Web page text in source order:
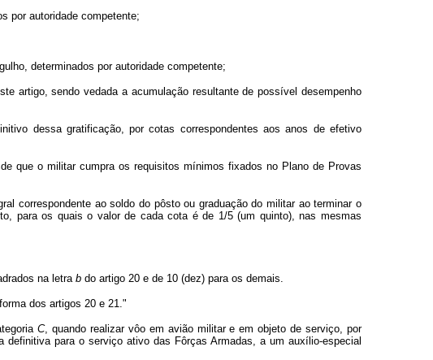
por autoridade competente;
determinados por autoridade competente;
artigo, sendo vedada a acumulação resultante de possível desempenho
dessa gratificação, por cotas correspondentes aos anos de efetivo
que o militar cumpra os requisitos mínimos fixados no Plano de Provas
correspondente ao soldo do pôsto ou graduação do militar ao terminar o
para os quais o valor de cada cota é de 1/5 (um quinto), nas mesmas
na letra b do artigo 20 e de 10 (dez) para os demais.
dos artigos 20 e 21."
C, quando realizar vôo em avião militar e em objeto de serviço, por
para o serviço ativo das Fôrças Armadas, a um auxílio-especial